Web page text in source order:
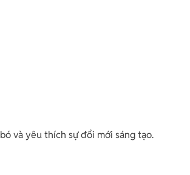
và yêu thích sự đổi mới sáng tạo.